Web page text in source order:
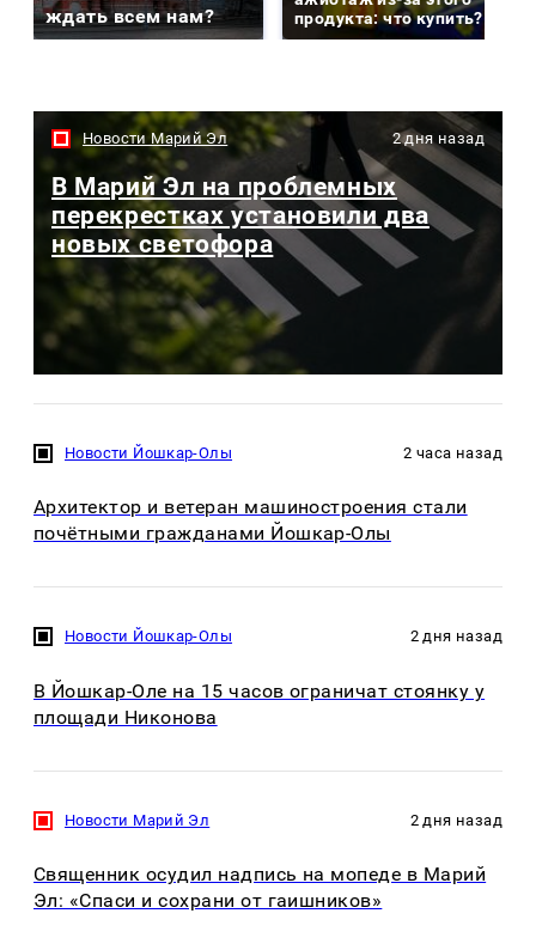
ждать всем нам?
продукта: что купить?
Новости Марий Эл 2 дня назад
В Марий Эл на проблемных
перекрестках установили два
новых светофора
Новости Йошкар-Олы 2 часа назад
Архитектор и ветеран машиностроения стали
почётными гражданами Йошкар-Олы
Новости Йошкар-Олы 2 дня назад
В Йошкар-Оле на 15 часов ограничат стоянку у
площади Никонова
Новости Марий Эл 2 дня назад
Священник осудил надпись на мопеде в Марий
Эл: «Спаси и сохрани от гаишников»